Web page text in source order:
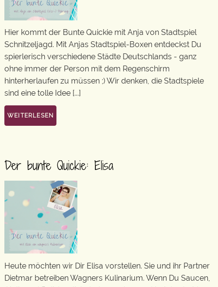
Hier kommt der Bunte Quickie mit Anja von Stadtspiel
Schnitzeljagd. Mit Anjas Stadtspiel-Boxen entdeckst Du
spierlerisch verschiedene Städte Deutschlands - ganz
ohne immer der Person mit dem Regenschirm
hinterherlaufen zu müssen ;) Wir denken, die Stadtspiele
sind eine tolle Idee [...]
WEITERLESEN
Der bunte Quickie: Elisa
Heute möchten wir Dir Elisa vorstellen. Sie und ihr Partner
Dietmar betreiben Wagners Kulinarium. Wenn Du Saucen,